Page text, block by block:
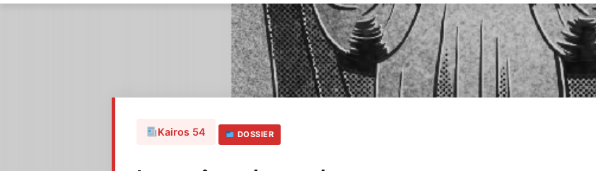
Kairos 54 DOSSIER